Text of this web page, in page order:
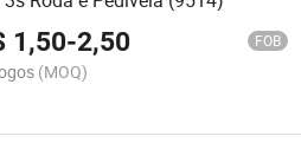
1,50-2,50 FOB
(MOQ)